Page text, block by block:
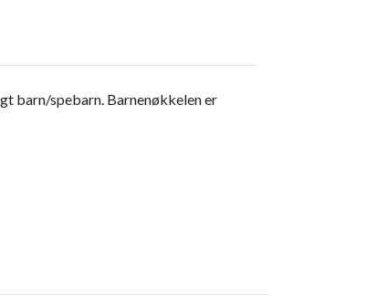
barn/spebarn. Barnenøkkelen er